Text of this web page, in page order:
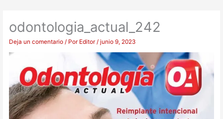
odontologia_actual_242
Deja un comentario / Por Editor/junio 9, 2023